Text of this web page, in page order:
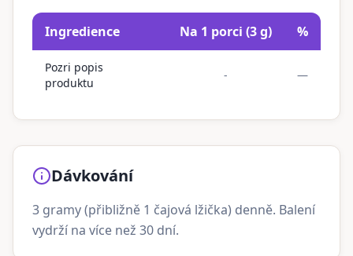
Ingredience Na 1 porci (3 g) %
Pozri popis
produktu
- —
Dávkování
3 gramy (přibližně 1 čajová lžička) denně. Balení
vydrží na více než 30 dní.